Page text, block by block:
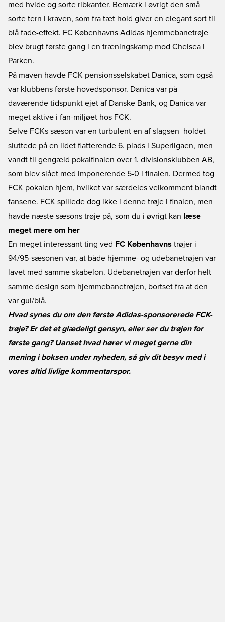
med hvide og sorte ribkanter. Bemærk i øvrigt den små
sorte tern i kraven, som fra tæt hold giver en elegant sort til
blå fade-effekt. FC Københavns Adidas hjemmebanetrøje
blev brugt første gang i en træningskamp mod Chelsea i
Parken.
På maven havde FCK pensionsselskabet Danica, som også
var klubbens første hovedsponsor. Danica var på
daværende tidspunkt ejet af Danske Bank, og Danica var
meget aktive i fan-miljøet hos FCK.
Selve FCKs sæson var en turbulent en af slagsen  holdet
sluttede på en lidet flatterende 6. plads i Superligaen, men
vandt til gengæld pokalfinalen over 1. divisionsklubben AB,
som blev slået med imponerende 5-0 i finalen. Dermed tog
FCK pokalen hjem, hvilket var særdeles velkomment blandt
fansene. FCK spillede dog ikke i denne trøje i finalen, men
havde næste sæsons trøje på, som du i øvrigt kan læse
meget mere om her
En meget interessant ting ved FC Københavns trøjer i
94/95-sæsonen var, at både hjemme- og udebanetrøjen var
lavet med samme skabelon. Udebanetrøjen var derfor helt
samme design som hjemmebanetrøjen, bortset fra at den
var gul/blå.
Hvad synes du om den første Adidas-sponsorerede FCK-
trøje? Er det et glædeligt gensyn, eller ser du trøjen for
første gang? Uanset hvad hører vi meget gerne din
mening i boksen under nyheden, så giv dit besyv med i
vores altid livlige kommentarspor.